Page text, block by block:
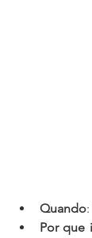
Quando
Por que